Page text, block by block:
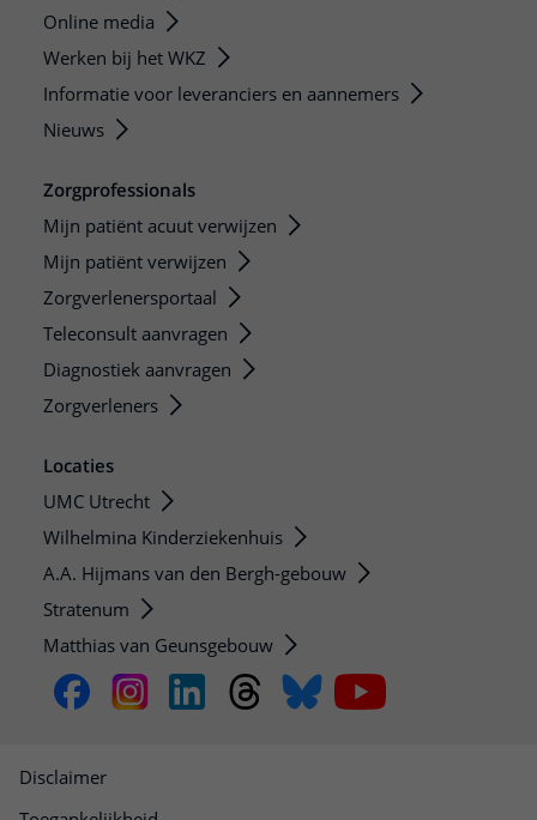
Online media
Werken bij het WKZ
Informatie voor leveranciers en aannemers
Nieuws
Zorgprofessionals
Mijn patiënt acuut verwijzen
Mijn patiënt verwijzen
Zorgverlenersportaal
Teleconsult aanvragen
Diagnostiek aanvragen
Zorgverleners
Locaties
UMC Utrecht
Wilhelmina Kinderziekenhuis
A.A. Hijmans van den Bergh-gebouw
Stratenum
Matthias van Geunsgebouw
Disclaimer